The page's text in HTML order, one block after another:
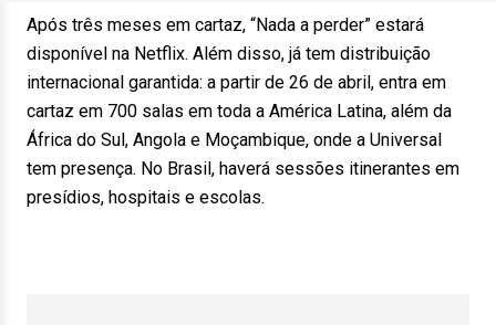
Após três meses em cartaz, “Nada a perder” estará
disponível na Netflix. Além disso, já tem distribuição
internacional garantida: a partir de 26 de abril, entra em
cartaz em 700 salas em toda a América Latina, além da
África do Sul, Angola e Moçambique, onde a Universal
tem presença. No Brasil, haverá sessões itinerantes em
presídios, hospitais e escolas.